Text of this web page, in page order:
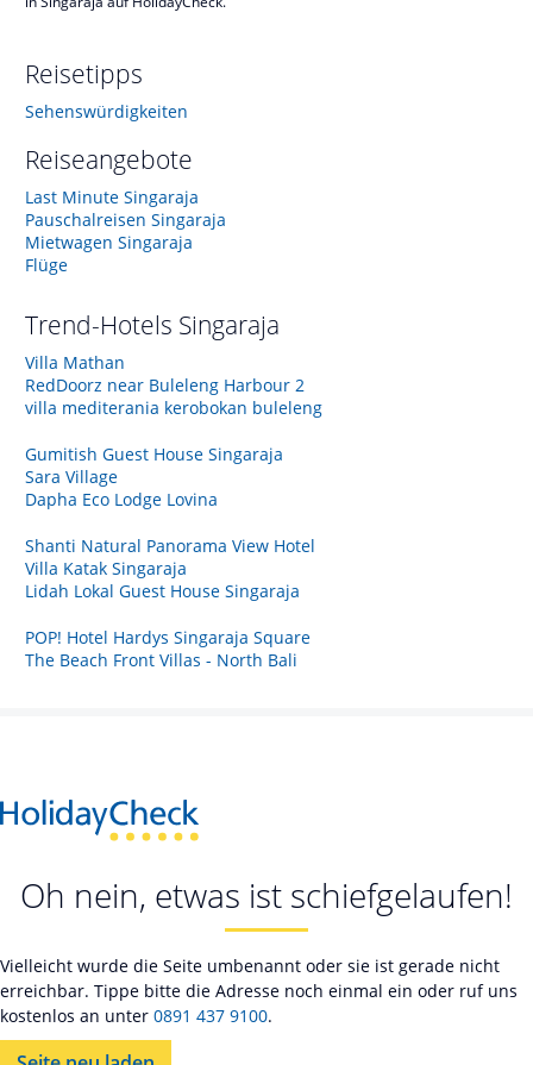
Reisetipps
Sehenswürdigkeiten
Reiseangebote
Last Minute Singaraja
Pauschalreisen Singaraja
Mietwagen Singaraja
Flüge
Trend-Hotels Singaraja
Villa Mathan
RedDoorz near Buleleng Harbour 2
villa mediterania kerobokan buleleng
Gumitish Guest House Singaraja
Sara Village
Dapha Eco Lodge Lovina
Shanti Natural Panorama View Hotel
Villa Katak Singaraja
Lidah Lokal Guest House Singaraja
POP! Hotel Hardys Singaraja Square
The Beach Front Villas - North Bali
Oh nein, etwas ist schiefgelaufen!
Vielleicht wurde die Seite umbenannt oder sie ist gerade nicht
erreichbar. Tippe bitte die Adresse noch einmal ein oder ruf uns
kostenlos an unter 0891 437 9100.